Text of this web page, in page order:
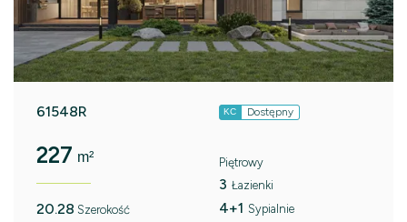
61548R KC Dostępny
227 m²
20.28 Szerokość
Piętrowy
3 Łazienki
4+1 Sypialnie